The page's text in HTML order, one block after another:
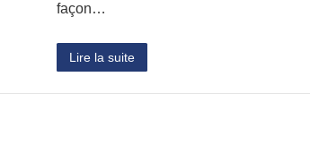
façon…
Lire la suite